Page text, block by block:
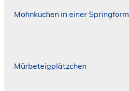
Mohnkuchen in einer Springform
Mürbeteigplätzchen